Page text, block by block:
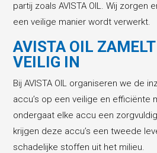
partij zoals AVISTA OIL. Wij zorgen
een veilige manier wordt verwerkt.
AVISTA OIL ZAMELT
VEILIG IN
Bij AVISTA OIL organiseren we de
accu’s op een veilige en efficiënte
ondergaat elke accu een
krijgen deze accu’s een tweede
schadelijke stoffen uit het milieu.